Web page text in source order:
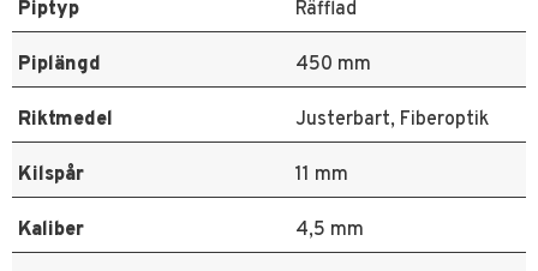
Piptyp Räfflad
Piplängd 450 mm
Riktmedel Justerbart, Fiberoptik
Kilspår 11 mm
Kaliber 4,5 mm